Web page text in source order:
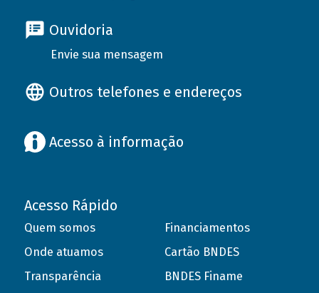
Ouvidoria
Envie sua mensagem
Outros telefones e endereços
Acesso à informação
Acesso Rápido
Quem somos
Onde atuamos
Transparência
Financiamentos
Cartão BNDES
BNDES Finame